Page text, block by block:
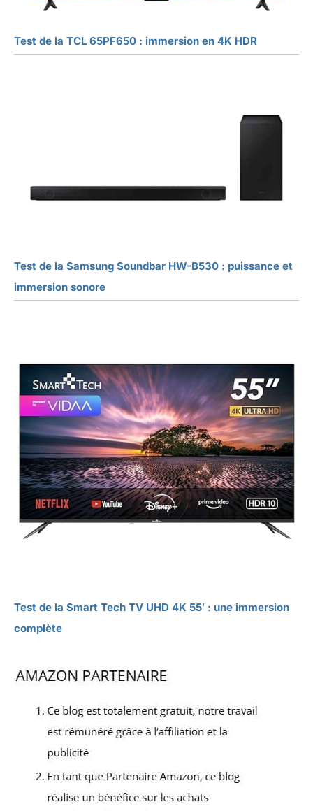
Test de la TCL 65PF650 : immersion en 4K HDR
Test de la Samsung Soundbar HW-B530 : puissance et
immersion sonore
Test de la Smart Tech TV UHD 4K 55′ : une immersion
complète